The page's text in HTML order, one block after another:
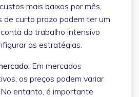
mais baixos por mês,
curto prazo podem ter um
do trabalho intensivo
as estratégias.
Em mercados
os preços podem variar
entanto, é importante